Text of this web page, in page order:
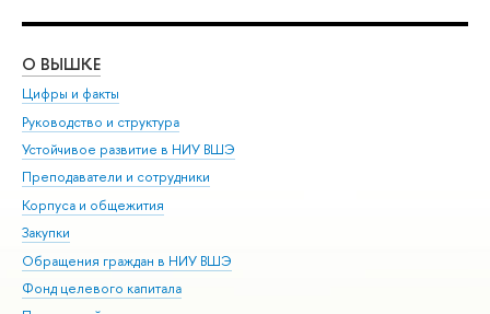
О ВЫШКЕ
Цифры и факты
Руководство и структура
Устойчивое развитие в НИУ ВШЭ
Преподаватели и сотрудники
Корпуса и общежития
Закупки
Обращения граждан в НИУ ВШЭ
Фонд целевого капитала